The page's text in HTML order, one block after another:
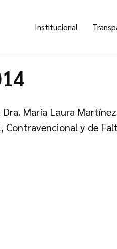
Institucional
María Laura
y de